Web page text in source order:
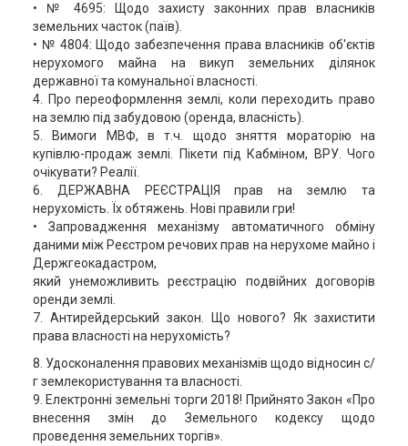
• № 4695: Щодо захисту законних прав власників
земельних часток (паїв).
• № 4804: Щодо забезпечення права власників об'єктів
нерухомого майна на викуп земельних ділянок
державної та комунальної власності.
4. Про переоформлення землі, коли переходить право
на землю під забудовою (оренда, власність).
5. Вимоги МВФ, в т.ч. щодо зняття мораторію на
купівлю-продаж землі. Пікети під Кабміном, ВРУ. Чого
очікувати? Реалії.
6. ДЕРЖАВНА РЕЄСТРАЦІЯ прав на землю та
нерухомість. Їх обтяжень. Нові правили гри!
• Запровадження механізму автоматичного обміну
даними між Реєстром речових прав на нерухоме майно і
Держгеокадастром,
який унеможливить реєстрацію подвійних договорів
оренди землі.
7. Антирейдерський закон. Що нового? Як захистити
права власності на нерухомість?
8. Удосконалення правових механізмів щодо відносин с/
г землекористування та власності.
9. Електронні земельні торги 2018! Прийнято Закон «Про
внесення змін до Земельного кодексу щодо
проведення земельних торгів».